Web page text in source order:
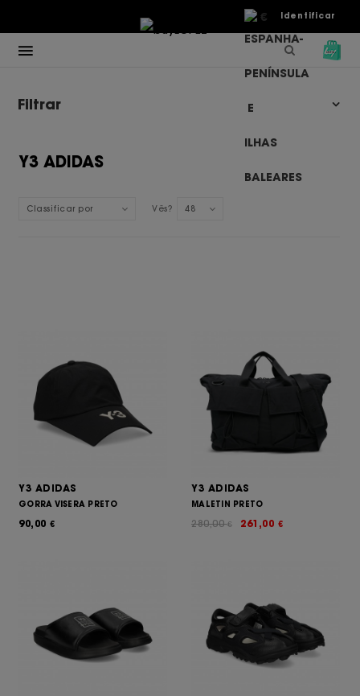
Identificar
€
Y3 ADIDAS
Classificar por Vês? 48
Y3 ADIDAS
GORRA VISERA PRETO
90,00 €
Y3 ADIDAS
MALETIN PRETO
261,00 €
280,00€
Filtrar